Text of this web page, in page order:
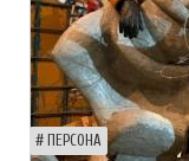
ПЕРСОНА